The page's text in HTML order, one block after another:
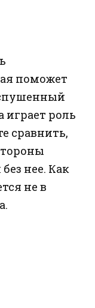
поможет
играет роль
сравнить,
нее. Как
не в